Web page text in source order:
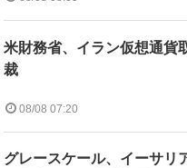
米財務省、イラン仮想通貨
裁
08/08 07:20
グレースケール、イーサリ